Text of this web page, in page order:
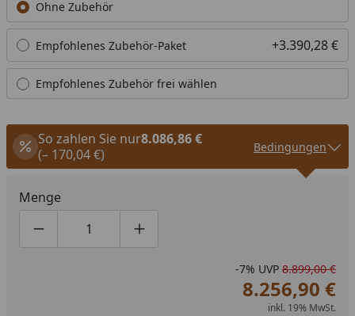
Ohne Zubehör
Empfohlenes Zubehör-Paket +3.390,28 €
Empfohlenes Zubehör frei wählen
So zahlen Sie nur8.086,86 €
(– 170,04 €)
Bedingungen
Menge
Produktmenge um eins verringern
Produktmenge manuell eingeben
Produktmenge um eins erhöhen
-7% UVP 8.899,00 €
8.256,90 €
inkl. 19% MwSt.